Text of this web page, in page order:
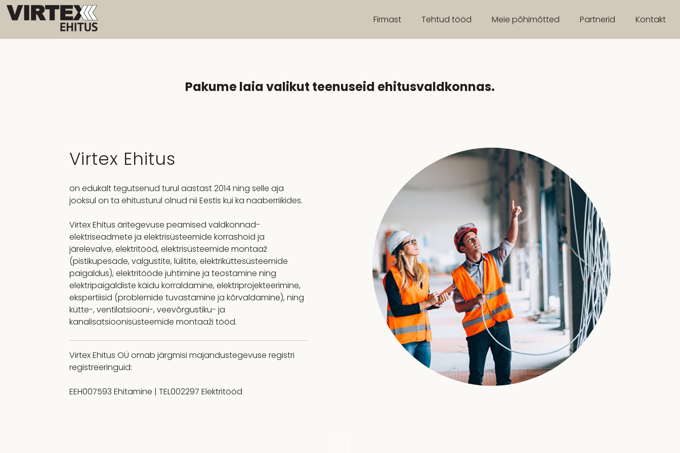
Firmast Tehtud tööd Meie põhimõtted Partnerid Kontakt
Pakume laia valikut teenuseid ehitusvaldkonnas.
Virtex Ehitus
on edukalt tegutsenud turul aastast 2014 ning selle aja
jooksul on ta ehitusturul olnud nii Eestis kui ka naaberriikides.
Virtex Ehitus äritegevuse peamised valdkonnad-
elektriseadmete ja elektrisüsteemide korrashoid ja
järelevalve, elektritööd, elektrisüsteemide montaaž
(pistikupesade, valgustite, lülitite, elektriküttesüsteemide
paigaldus), elektritööde juhtimine ja teostamine ning
elektripaigaldiste käidu korraldamine, elektriprojekteerimine,
ekspertiisid (problemide tuvastamine ja kõrvaldamine), ning
kütte-, ventilatsiooni-, veevõrgustiku- ja
kanalisatsioonisüsteemide montaaži tööd.
Virtex Ehitus OÜ omab järgmisi majandustegevuse registri
registreeringuid:
EEH007593 Ehitamine | TEL002297 Elektritööd